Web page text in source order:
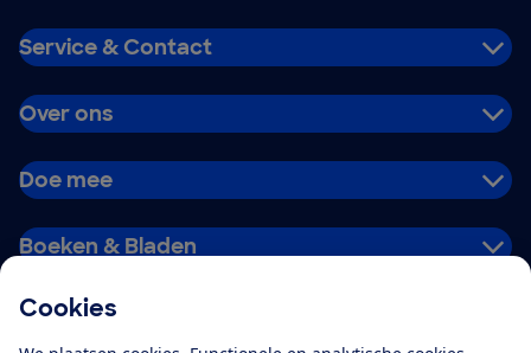
Cookies
Service & Contact
Over ons
Doe mee
Boeken & Bladen